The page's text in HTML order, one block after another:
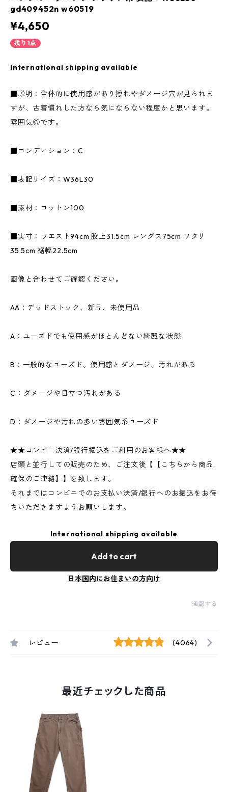
gd409452n w60519
¥4,650
残り1点
International shipping available
■説明：全体的に使用感があり擦れやダメージ穴が見られま
すが、古着慣れした方なら気にならない程度かと思います。
雰囲気◎です。
■コンディション：C
■表記サイズ：W36L30
■素材：コットン100
■実寸：ウエスト94cm 股上31.5cm レングス75cm ワタリ
35.5cm 裾幅22.5cm
画像と合わせてご確認ください。
AA：デッドストック、新品、未使用品
A：ユーズドでも使用感がほとんどない綺麗な状態
B：一般的なユーズド。使用感とダメージ、汚れがある
C：ダメージや目立つ汚れがある
D：ダメージや汚れの多い雰囲気系ユーズド
★★コンビニ決済/銀行振込をご利用のお客様へ★★
店頭と並行しての販売のため、ご注文後【【こちらから商品
確保のご連絡】】を致します。
それまではコンビニでのお支払い決済/銀行へのお振込をお待
ちいただきますようお願いします。
International shipping available
Add to cart
日本国内にお住まいの方向け
通報する
レビュー (4064)
最近チェックした商品